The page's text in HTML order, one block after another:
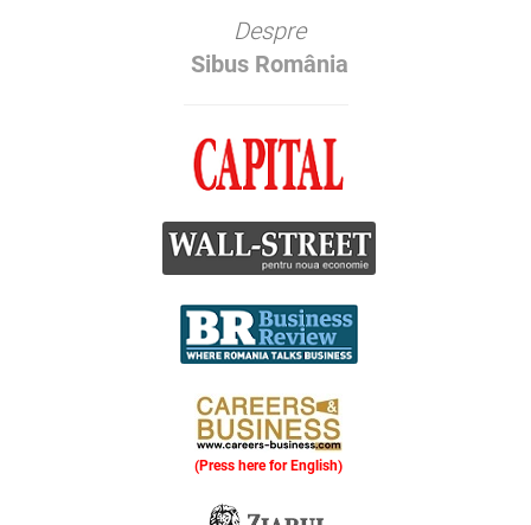
Despre
Sibus România
(Press here for English)